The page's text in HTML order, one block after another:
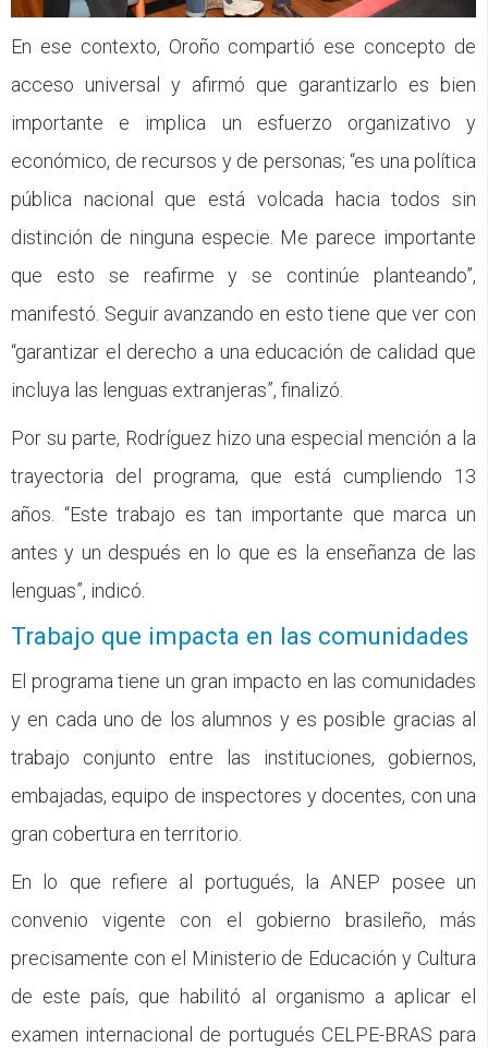
En ese contexto, Oroño compartió ese concepto de
acceso universal y afirmó que garantizarlo es bien
importante e implica un esfuerzo organizativo y
económico, de recursos y de personas; “es una política
pública nacional que está volcada hacia todos sin
distinción de ninguna especie. Me parece importante
que esto se reafirme y se continúe planteando”,
manifestó. Seguir avanzando en esto tiene que ver con
“garantizar el derecho a una educación de calidad que
incluya las lenguas extranjeras”, finalizó.
Por su parte, Rodríguez hizo una especial mención a la
trayectoria del programa, que está cumpliendo 13
años. “Este trabajo es tan importante que marca un
antes y un después en lo que es la enseñanza de las
lenguas”, indicó.
Trabajo que impacta en las comunidades
El programa tiene un gran impacto en las comunidades
y en cada uno de los alumnos y es posible gracias al
trabajo conjunto entre las instituciones, gobiernos,
embajadas, equipo de inspectores y docentes, con una
gran cobertura en territorio.
En lo que refiere al portugués, la ANEP posee un
convenio vigente con el gobierno brasileño, más
precisamente con el Ministerio de Educación y Cultura
de este país, que habilitó al organismo a aplicar el
examen internacional de portugués CELPE-BRAS para